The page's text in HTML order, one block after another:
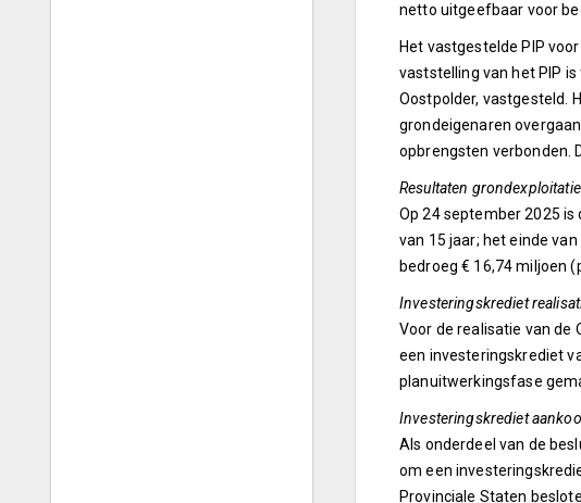
netto uitgeefbaar voor
Het vastgestelde PIP
vaststelling van het PIP
Oostpolder, vastgesteld.
grondeigenaren
opbrengsten verbonden.
Resultaten
Op 24 september 2025
van 15 jaar; het einde
bedroeg € 16,74 miljoen
Investeringskrediet
Voor de realisatie van de
een investeringskrediet
planuitwerkingsfase
Investeringskrediet
Als onderdeel van de
om een
Provinciale Staten